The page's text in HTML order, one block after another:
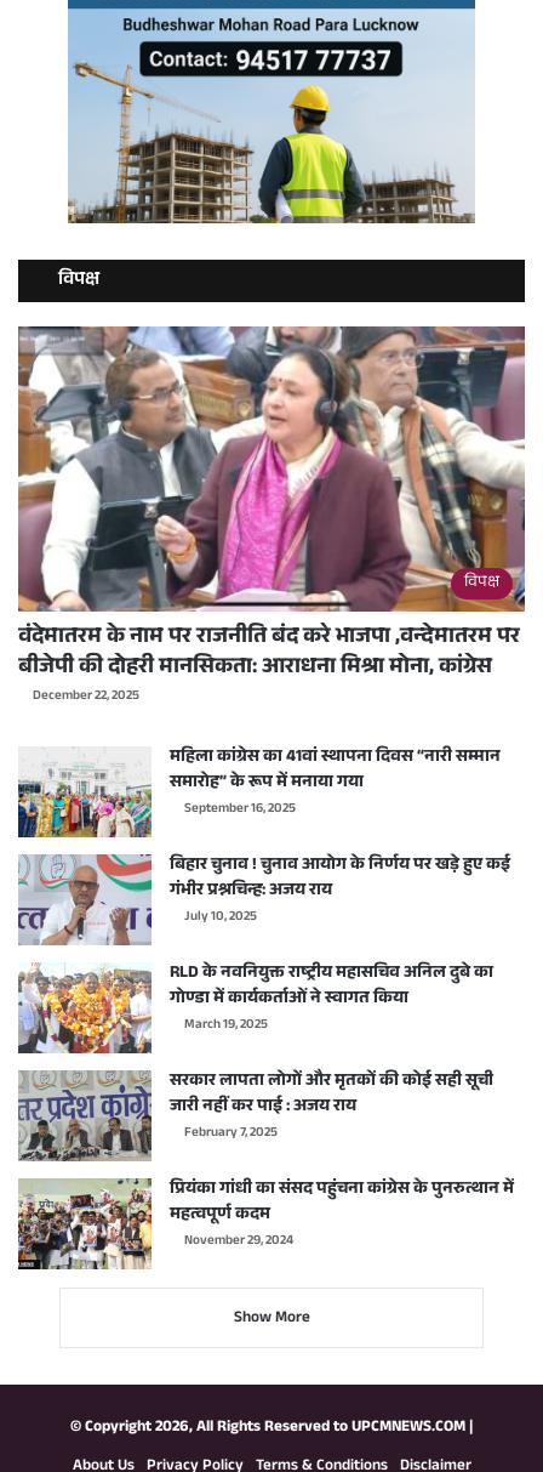
विपक्ष
विपक्ष
वंदेमातरम के नाम पर राजनीति बंद करे भाजपा ,वन्देमातरम पर
बीजेपी की दोहरी मानसिकता: आराधना मिश्रा मोना, कांग्रेस
December 22, 2025
महिला कांग्रेस का 41वां स्थापना दिवस “नारी सम्मान
समारोह” के रूप में मनाया गया
September 16, 2025
बिहार चुनाव ! चुनाव आयोग के निर्णय पर खड़े हुए कई
गंभीर प्रश्नचिन्ह: अजय राय
July 10, 2025
RLD के नवनियुक्त राष्ट्रीय महासचिव अनिल दुबे का
गोण्डा में कार्यकर्ताओं ने स्वागत किया
March 19, 2025
सरकार लापता लोगों और मृतकों की कोई सही सूची
जारी नहीं कर पाई : अजय राय
February 7, 2025
प्रियंका गांधी का संसद पहुंचना कांग्रेस के पुनरुत्थान में
महत्वपूर्ण कदम
November 29, 2024
Show More
© Copyright 2026, All Rights Reserved toUPCMNEWS.COM|